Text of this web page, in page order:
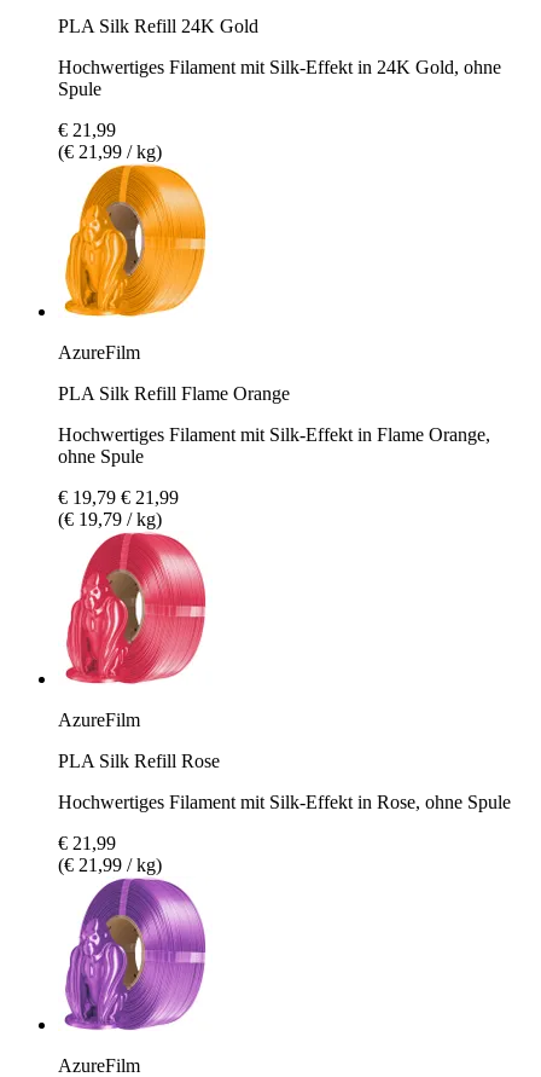
PLA Silk Refill 24K Gold
Hochwertiges Filament mit Silk-Effekt in 24K Gold, ohne
Spule
€ 21,99
(€ 21,99 / kg)
AzureFilm
PLA Silk Refill Flame Orange
Hochwertiges Filament mit Silk-Effekt in Flame Orange,
ohne Spule
€ 19,79 € 21,99
(€ 19,79 / kg)
AzureFilm
PLA Silk Refill Rose
Hochwertiges Filament mit Silk-Effekt in Rose, ohne Spule
€ 21,99
(€ 21,99 / kg)
AzureFilm